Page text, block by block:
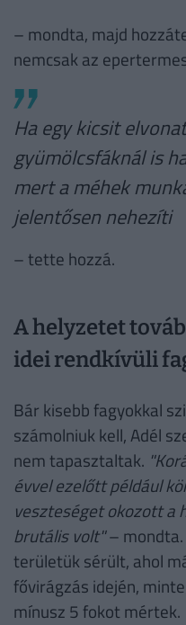
– mondta, majd
nemcsak az
Ha egy kicsit
gyümölcsfáknál is
mert a méhek
jelentősen nehezíti
– tette hozzá.
A helyzetet
idei rendkívüli
Bár kisebb fagyokkal
számolniuk kell, Adél
nem tapasztaltak.
évvel ezelőtt például
veszteséget okozott a
brutális volt"– mondta.
területük sérült, ahol
fővirágzás idején,
mínusz 5 fokot mértek.